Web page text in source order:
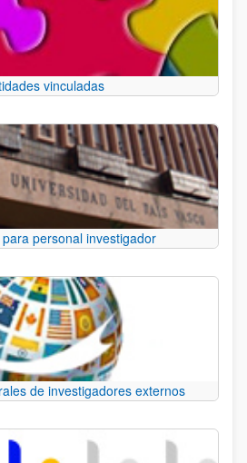
vinculadas
personal investigador
de investigadores externos